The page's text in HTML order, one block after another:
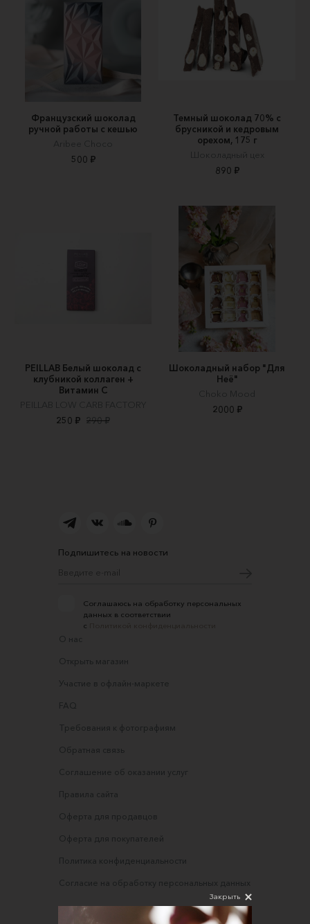
Французский шоколад
ручной работы с кешью
Aribee Choco
500 ₽
Темный шоколад 70% с
брусникой и кедровым
орехом, 175 г
Шоколадный цех
890 ₽
PEILLAB Белый шоколад с
клубникой коллаген +
Витамин С
PEILLAB LOW CARB FACTORY
250 ₽ 290 ₽
Шоколадный набор "Для
Неё"
Choko Mood
2000 ₽
Подпишитесь на новости
Соглашаюсь на обработку персональных
данных в соответствии
с
О нас
Открыть магазин
Участие в офлайн-маркете
FAQ
Требования к фотографиям
Обратная связь
Соглашение об оказании услуг
Правила сайта
Оферта для продавцов
Оферта для покупателей
Политика конфиденциальности
Согласие на обработку персональных данных
Закрыть